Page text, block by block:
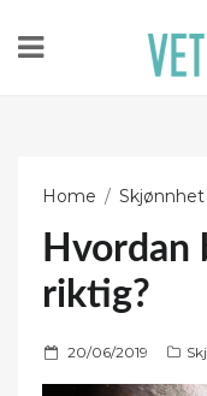
Home Skjønnhet
Hvordan
riktig?
P
o
20/06/2019